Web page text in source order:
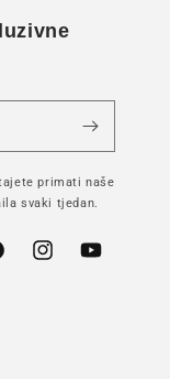
primati naše
svaki tjedan.
InstagramYouTube